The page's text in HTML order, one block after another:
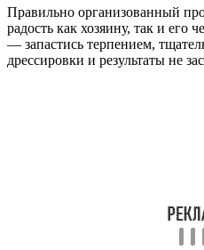
Правильно организованный
радость как хозяину, так и его
— запастись терпением,
дрессировки и результаты не